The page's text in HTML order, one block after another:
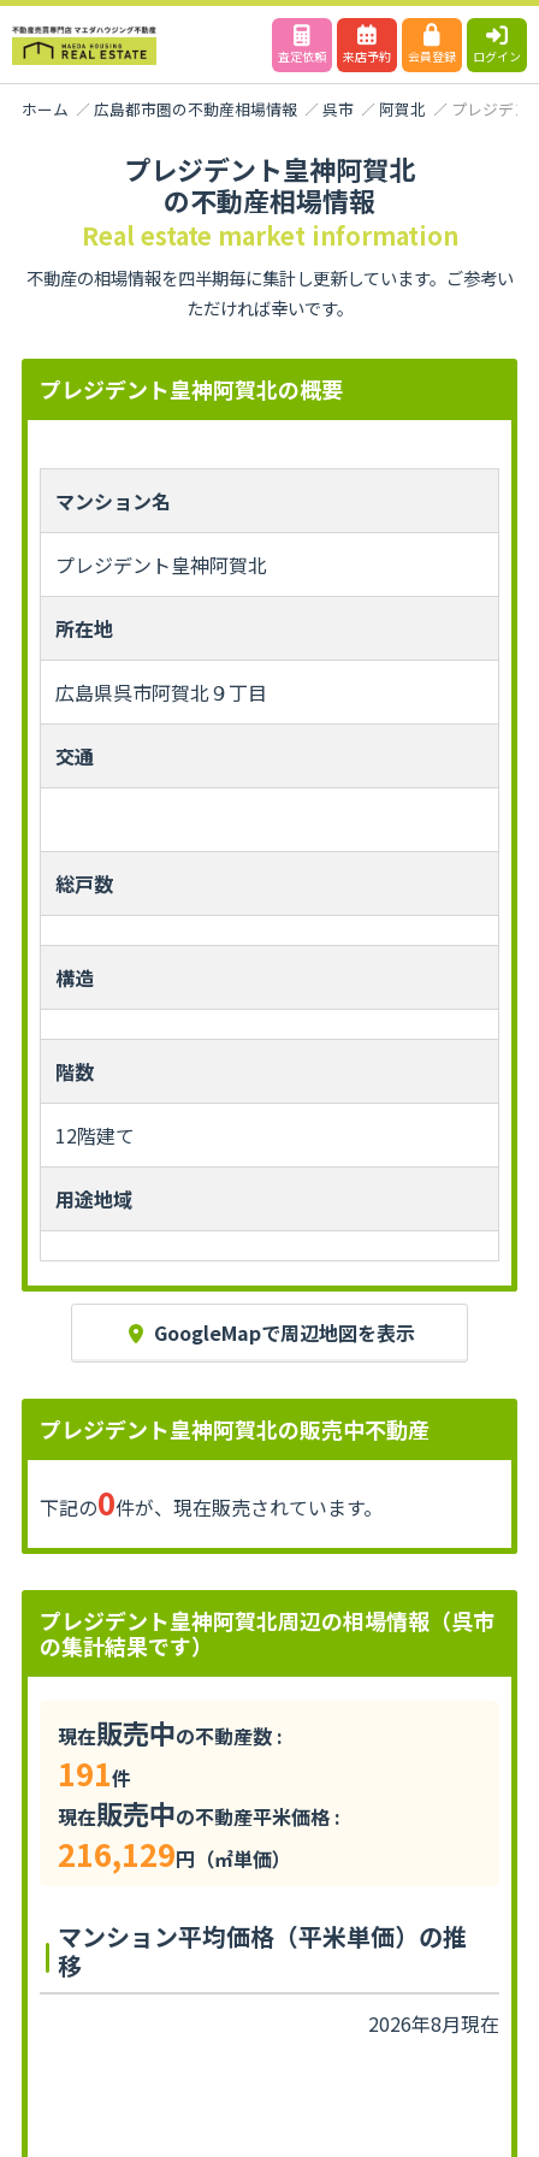
査定依頼 来店予約 会員登録 ログイン
ホーム 広島都市圏の不動産相場情報 呉市 阿賀北 プレジデン
プレジデント皇神阿賀北
の不動産相場情報
Real estate market information
不動産の相場情報を四半期毎に集計し更新しています。ご参考い
ただければ幸いです。
プレジデント皇神阿賀北の概要
マンション名
プレジデント皇神阿賀北
所在地
広島県呉市阿賀北９丁目
交通
総戸数
構造
階数
12階建て
用途地域
GoogleMapで周辺地図を表示
プレジデント皇神阿賀北の販売中不動産
下記の0件が、現在販売されています。
プレジデント皇神阿賀北周辺の相場情報（呉市
の集計結果です）
現在販売中の不動産数 :
191件
現在販売中の不動産平米価格 :
216,129円（㎡単価）
マンション平均価格（平米単価）の推
移
2026年8月現在